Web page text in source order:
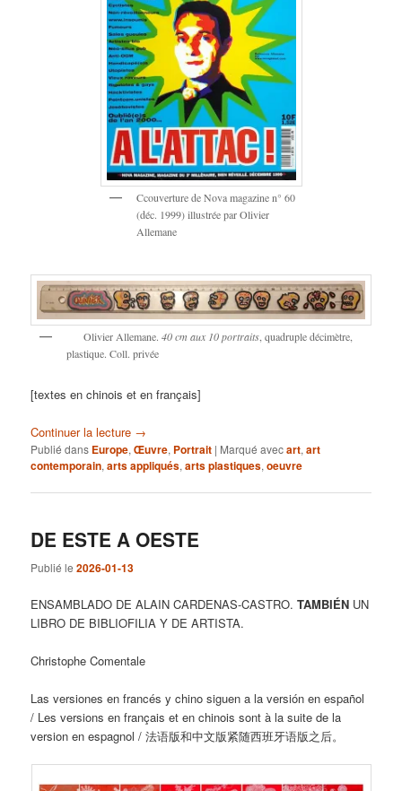
Ccouverture de Nova magazine n° 60
(déc. 1999) illustrée par Olivier
Allemane
Olivier Allemane.40 cm aux 10 portraits, quadruple décimètre,
plastique. Coll. privée
[textes en chinois et en français]
Continuer la lecture →
Publié dans Europe,Œuvre, Portrait | Marqué avecart,art
contemporain,arts appliqués,arts plastiques,oeuvre
DE ESTE A OESTE
Publié le2026-01-13
ENSAMBLADO DE ALAIN CARDENAS-CASTRO.TAMBIÉN UN
LIBRO DE BIBLIOFILIA Y DE ARTISTA.
Christophe Comentale
Las versiones en francés y chino siguen a la versión en español
/ Les versions en français et en chinois sont à la suite de la
version en espagnol / 法语版和中文版紧随西班牙语版之后。